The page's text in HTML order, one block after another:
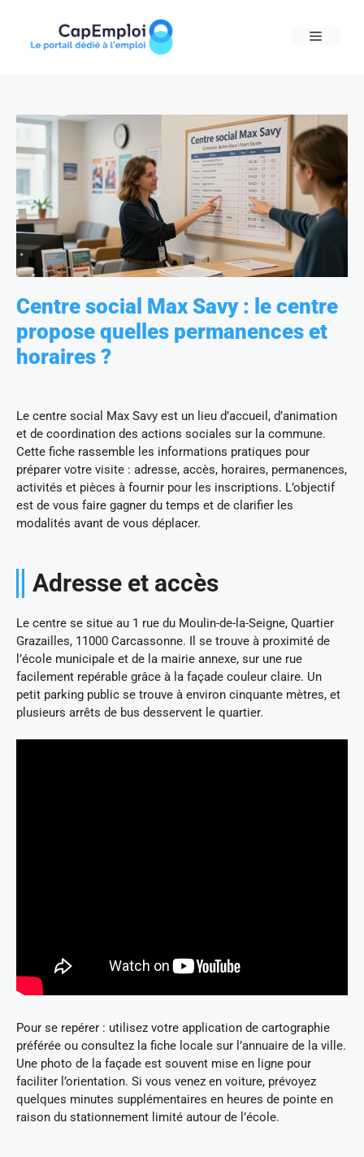
content
MENU
Centre social Max Savy : le centre
propose quelles permanences et
horaires ?
Le centre social Max Savy est un lieu d’accueil, d’animation
et de coordination des actions sociales sur la commune.
Cette fiche rassemble les informations pratiques pour
préparer votre visite : adresse, accès, horaires, permanences,
activités et pièces à fournir pour les inscriptions. L’objectif
est de vous faire gagner du temps et de clarifier les
modalités avant de vous déplacer.
Adresse et accès
Le centre se situe au 1 rue du Moulin-de-la-Seigne, Quartier
Grazailles, 11000 Carcassonne. Il se trouve à proximité de
l’école municipale et de la mairie annexe, sur une rue
facilement repérable grâce à la façade couleur claire. Un
petit parking public se trouve à environ cinquante mètres, et
plusieurs arrêts de bus desservent le quartier.
Pour se repérer : utilisez votre application de cartographie
préférée ou consultez la fiche locale sur l’annuaire de la ville.
Une photo de la façade est souvent mise en ligne pour
faciliter l’orientation. Si vous venez en voiture, prévoyez
quelques minutes supplémentaires en heures de pointe en
raison du stationnement limité autour de l’école.